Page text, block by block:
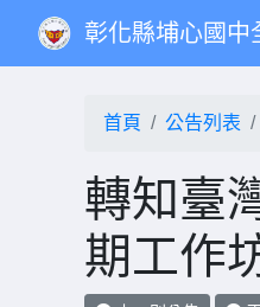
彰化縣埔心國中
首頁 公告列表
轉知臺
期工作